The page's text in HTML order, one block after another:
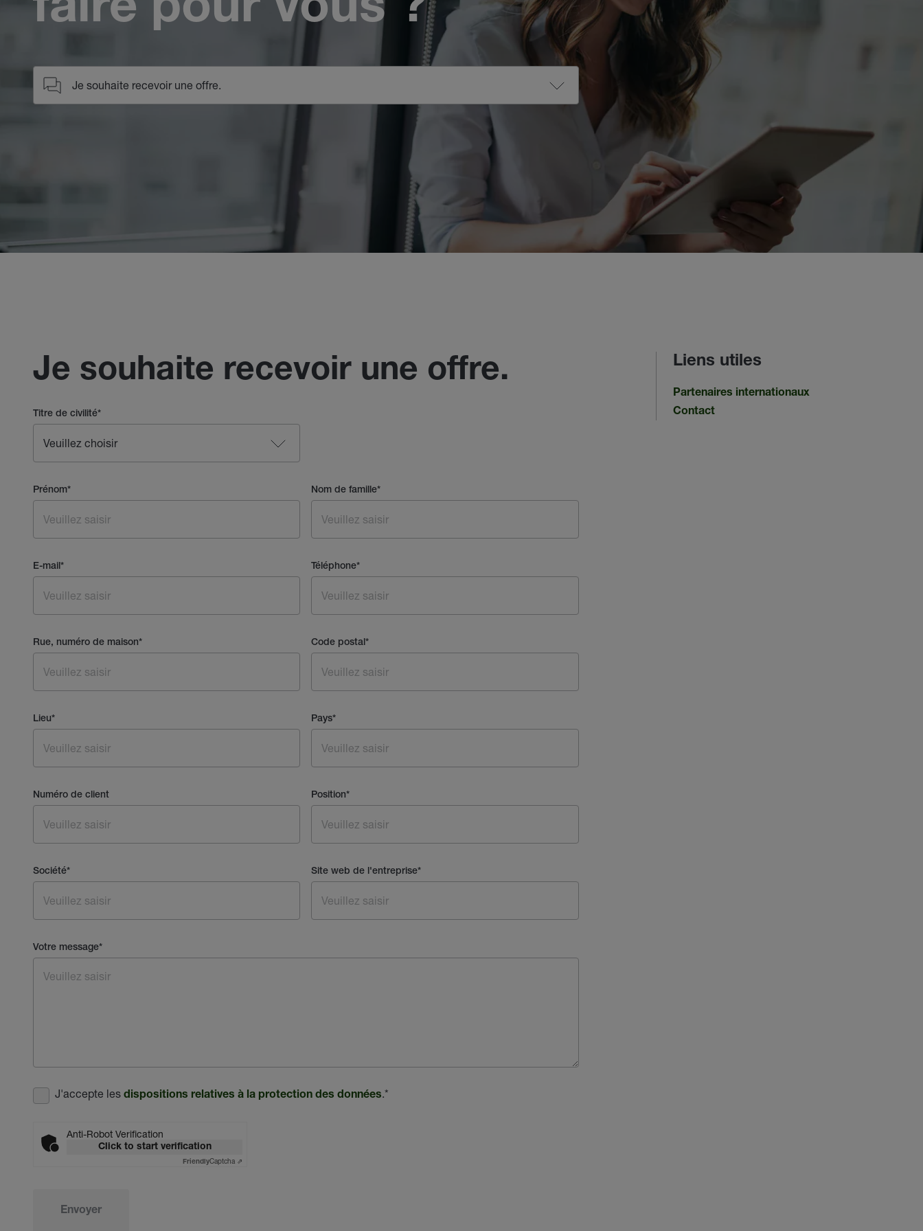
faire pour vous ?
Je souhaite recevoir une offre.
Titre de civilité*
Prénom* Nom de famille*
E-mail* Téléphone*
Rue, numéro de maison* Code postal*
Lieu* Pays*
Numéro de client Position*
Société* Site web de l'entreprise*
Votre message*
J'accepte les dispositions relatives à la protection des données.*
Anti-Robot Verification
Click to start verification
FriendlyCaptcha ⇗
Envoyer
Liens utiles
Partenaires internationaux
Contact